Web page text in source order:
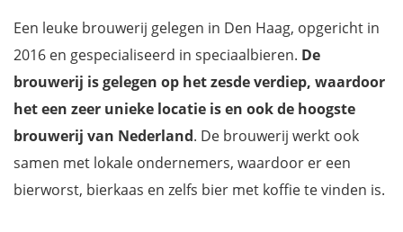
Een leuke brouwerij gelegen in Den Haag, opgericht in
2016 en gespecialiseerd in speciaalbieren. De
brouwerij is gelegen op het zesde verdiep, waardoor
het een zeer unieke locatie is en ook de hoogste
brouwerij van Nederland. De brouwerij werkt ook
samen met lokale ondernemers, waardoor er een
bierworst, bierkaas en zelfs bier met koffie te vinden is.